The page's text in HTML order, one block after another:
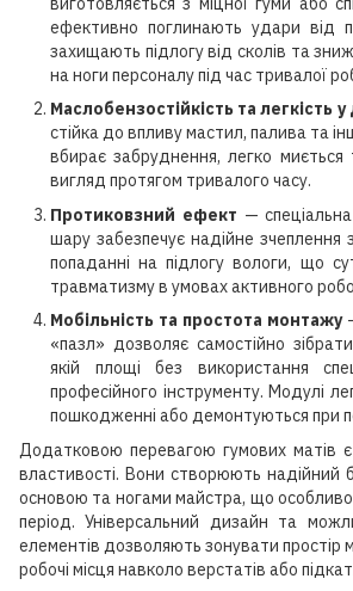
ефективно поглинають удари від
захищають підлогу від сколів та
на ноги персоналу під час тривалої
Маслобензостійкість та легкість
стійка до впливу мастил, палива та
вбирає забруднення, легко миється
вигляд протягом тривалого часу.
Протиковзний ефект —
шару забезпечує надійне зчеплення
попаданні на підлогу вологи, що
травматизму в умовах активного
Мобільність та простота монтажу
«пазл» дозволяє самостійно
якій площі без використання
професійного інструменту. Модулі
пошкодженні або демонтуються при
Додатковою перевагою гумових матів є
властивості. Вони створюють надійний
основою та ногами майстра, що
період. Універсальний дизайн та
елементів дозволяють зонувати простір
робочі місця навколо верстатів або